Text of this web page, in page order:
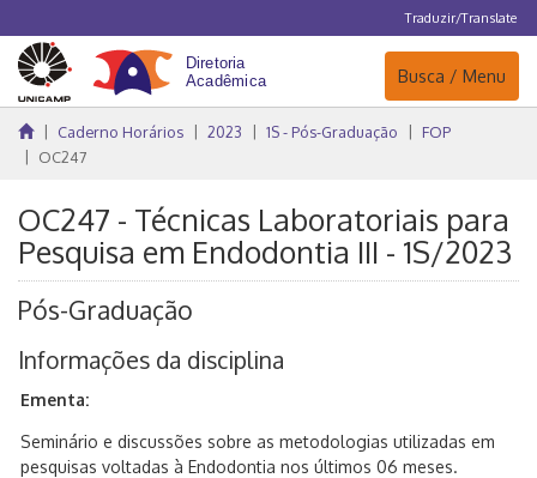
Traduzir/Translate
Navegação
Busca / Menu
Caderno Horários 2023 1S - Pós-Graduação
FOP
OC247
OC247 - Técnicas Laboratoriais para
Pesquisa em Endodontia III - 1S/2023
Pós-Graduação
Informações da disciplina
Ementa:
Seminário e discussões sobre as metodologias utilizadas em
pesquisas voltadas à Endodontia nos últimos 06 meses.